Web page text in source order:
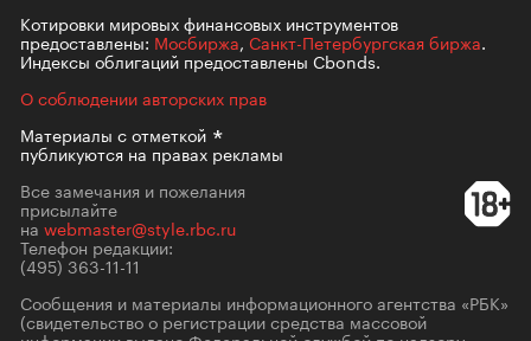
Котировки мировых финансовых инструментов
предоставлены: Мосбиржа, Санкт-Петербургская биржа.
Индексы облигаций предоставлены Cbonds.
О соблюдении авторских прав
Материалы сотметкой
публикуются на правах рекламы
Все замечания и пожелания
присылайте
на webmaster@style.rbc.ru
Телефон редакции:
(495) 363-11-11
Сообщения и материалы информационного агентства «РБК»
(свидетельство о регистрации средства массовой